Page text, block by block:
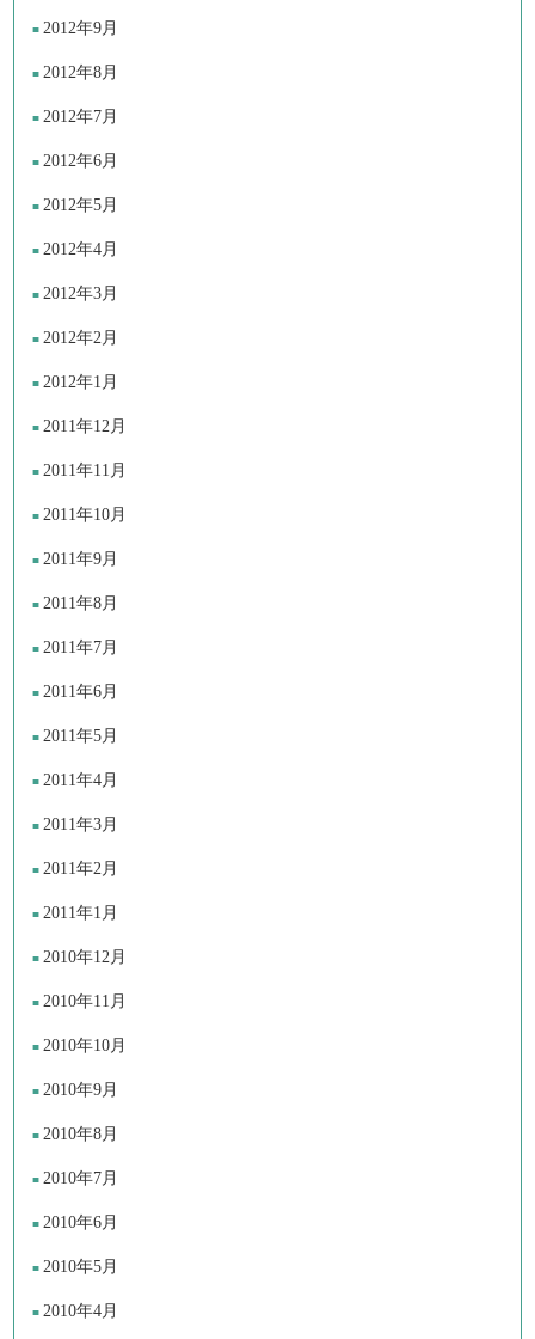
2012年9月
2012年8月
2012年7月
2012年6月
2012年5月
2012年4月
2012年3月
2012年2月
2012年1月
2011年12月
2011年11月
2011年10月
2011年9月
2011年8月
2011年7月
2011年6月
2011年5月
2011年4月
2011年3月
2011年2月
2011年1月
2010年12月
2010年11月
2010年10月
2010年9月
2010年8月
2010年7月
2010年6月
2010年5月
2010年4月